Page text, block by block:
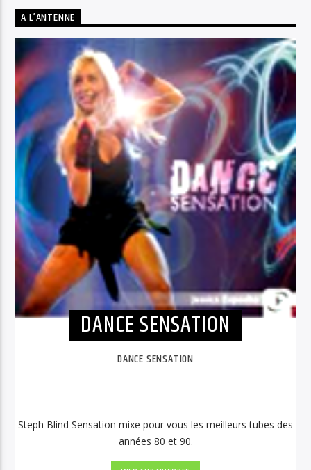
A L’ANTENNE
DANCE SENSATION
DANCE SENSATION
Steph Blind Sensation mixe pour vous les meilleurs tubes des
années 80 et 90.